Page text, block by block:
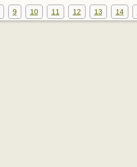
9 10 11 12 13 14